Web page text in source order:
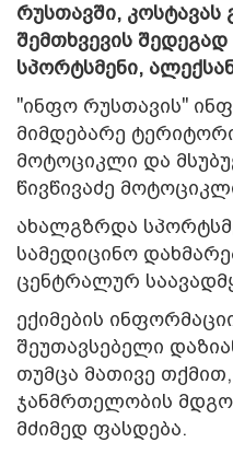
რუსთავში, კოსტავას
შემთხვევის
სპორტსმენი,
"ინფო რუსთავის"
მიმდებარე
მოტოციკლი და
წივწივაძე
ახალგზრდა
სამედიცინო
ცენტრალურ
ექიმების
შეუთავსებელი
თუმცა მათივე თქმით,
ჯანმრთელობის
მძიმედ ფასდება.